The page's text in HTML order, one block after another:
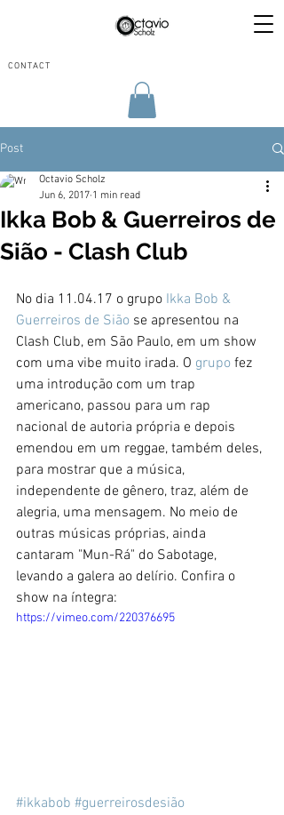
CONTACT
Post
Ikka Bob & Guerreiros de
Sião - Clash Club
Octavio Scholz
Jun 6, 2017 1 min read
No dia 11.04.17 o grupo Ikka Bob &
Guerreiros de Sião se apresentou na
Clash Club, em São Paulo, em um show
com uma vibe muito irada. O grupo fez
uma introdução com um trap
americano, passou para um rap
nacional de autoria própria e depois
emendou em um reggae, também deles,
para mostrar que a música,
independente de gênero, traz, além de
alegria, uma mensagem. No meio de
outras músicas próprias, ainda
cantaram "Mun-Rá" do Sabotage,
levando a galera ao delírio. Confira o
show na íntegra:
https://vimeo.com/220376695
#ikkabob #guerreirosdesião